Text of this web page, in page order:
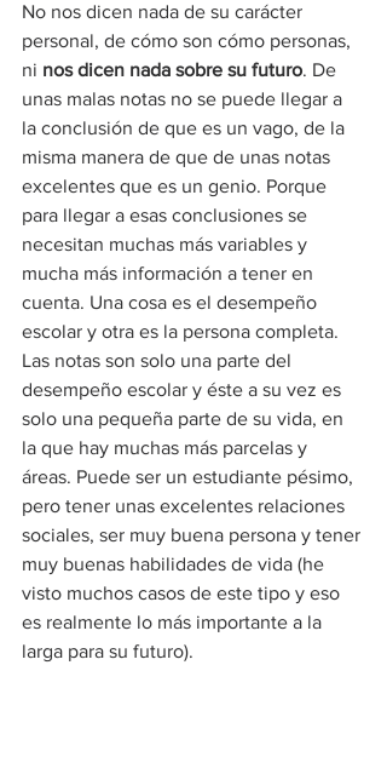
No nos dicen nada de su carácter
personal, de cómo son cómo personas,
ni nos dicen nada sobre su futuro. De
unas malas notas no se puede llegar a
la conclusión de que es un vago, de la
misma manera de que de unas notas
excelentes que es un genio. Porque
para llegar a esas conclusiones se
necesitan muchas más variables y
mucha más información a tener en
cuenta. Una cosa es el desempeño
escolar y otra es la persona completa.
Las notas son solo una parte del
desempeño escolar y éste a su vez es
solo una pequeña parte de su vida, en
la que hay muchas más parcelas y
áreas. Puede ser un estudiante pésimo,
pero tener unas excelentes relaciones
sociales, ser muy buena persona y tener
muy buenas habilidades de vida (he
visto muchos casos de este tipo y eso
es realmente lo más importante a la
larga para su futuro).